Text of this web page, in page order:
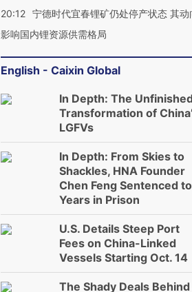
20:12 宁德时代宜春锂矿仍处停产状态 其动
影响国内锂资源供需格局
English - Caixin Global
In Depth: The Unfinished
Transformation of
LGFVs
In Depth: From Skies to
Shackles, HNA Founder
Chen Feng Sentenced
Years in Prison
U.S. Details Steep Port
Fees on China-Linked
Vessels Starting Oct. 14
The Shady Deals Behind